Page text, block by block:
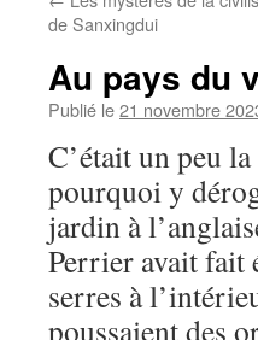
de Sanxingdui
Au pays du
Publié le21 novembre
C’était un peu
pourquoi y
jardin à
Perrier avait fait
serres à
poussaient des